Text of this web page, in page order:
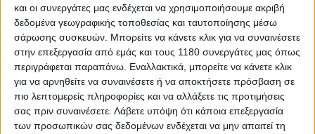
και οι συνεργάτες μας ενδέχεται να χρησιμοποιήσουμε ακριβή
δεδομένα γεωγραφικής τοποθεσίας και ταυτοποίησης μέσω
σάρωσης συσκευών. Μπορείτε να κάνετε κλικ για να συναινέσετε
στην επεξεργασία από εμάς και τους 1180 συνεργάτες μας όπως
περιγράφεται παραπάνω. Εναλλακτικά, μπορείτε να κάνετε κλικ
για να αρνηθείτε να συναινέσετε ή να αποκτήσετε πρόσβαση σε
πιο λεπτομερείς πληροφορίες και να αλλάξετε τις προτιμήσεις
σας πριν συναινέσετε. Λάβετε υπόψη ότι κάποια επεξεργασία
των προσωπικών σας δεδομένων ενδέχεται να μην απαιτεί τη